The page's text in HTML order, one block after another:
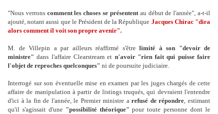
"Nous verrons comment les choses se présententau début de l'année", a-t-il
ajouté, notant aussi que le Président de la République Jacques Chirac "dira
alors comment il voit son propre avenir".
M. de Villepin a par ailleurs réaffirmé s'être limité à son "devoir de
ministre" dans l'affaire Clearstream et n'avoir "rien fait qui puisse faire
l'objet de reproches quelconques" ni de poursuite judiciaire.
Interrogé sur son éventuelle mise en examen par les juges chargés de cette
affaire de manipulation à partir de listings truqués, qui devraient l'entendre
d'ici à la fin de l'année, le Premier ministre arefusé de répondre, estimant
qu'il s'agissait d'une "possibilité théorique"pour toute personne dont le